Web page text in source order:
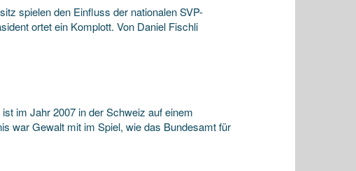
spielen den Einfluss der nationalen SVP-
ortet ein Komplott. Von Daniel Fischli
im Jahr 2007 in der Schweiz auf einem
war Gewalt mit im Spiel, wie das Bundesamt für